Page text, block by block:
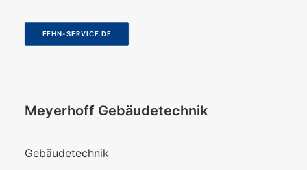
FEHN-SERVICE.DE
Meyerhoff Gebäudetechnik
Gebäudetechnik